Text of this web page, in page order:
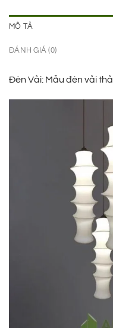
MÔ TẢ
ĐÁNH GIÁ (0)
Đèn Vải: Mẫu đèn vải